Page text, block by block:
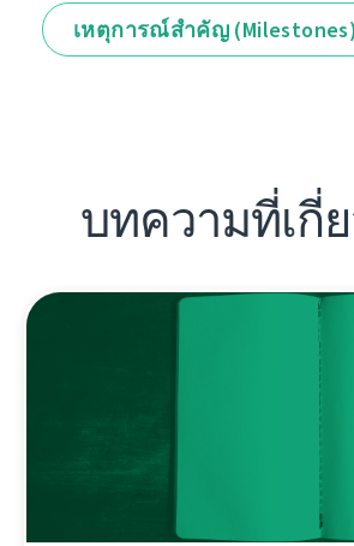
เหตุการณ์สำคัญ (Milestones)
บทความที่เกี่